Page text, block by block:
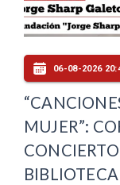
06-08-2026
MUJER”: